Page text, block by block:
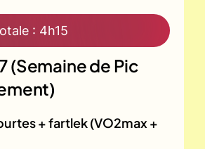
: 4h15
(Semaine de Pic
+ fartlek (VO2max +